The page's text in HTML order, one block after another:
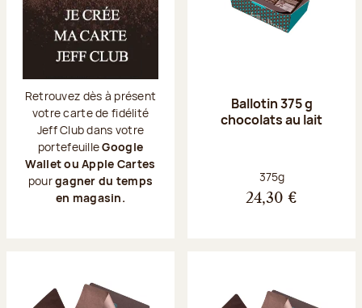
Retrouvez dès à présent
votre carte de fidélité
Jeff Club dans votre
portefeuilleGoogle
Wallet ou Apple Cartes
pourgagner du temps
en magasin.
Ballotin 375 g
chocolats au lait
Poids net :
375g
24,30 €